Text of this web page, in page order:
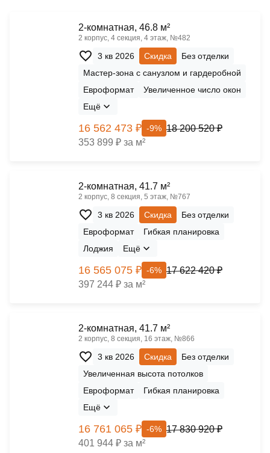
2-комнатная, 46.8 м²
2 корпус, 4 секция, 4 этаж, №482
3 кв 2026 Скидка
Без отделки
Мастер-зона с санузлом и гардеробной
Евроформат
Увеличенное число окон
Ещё
16 562 473 ₽ -9% 18 200 520 ₽
353 899 ₽ за м²
2-комнатная, 41.7 м²
2 корпус, 8 секция, 5 этаж, №767
3 кв 2026 Скидка
Без отделки
Евроформат
Гибкая планировка
Лоджия
Ещё
16 565 075 ₽ -6% 17 622 420 ₽
397 244 ₽ за м²
2-комнатная, 41.7 м²
2 корпус, 8 секция, 16 этаж, №866
3 кв 2026 Скидка
Без отделки
Увеличенная высота потолков
Евроформат
Гибкая планировка
Ещё
16 761 065 ₽ -6% 17 830 920 ₽
401 944 ₽ за м²